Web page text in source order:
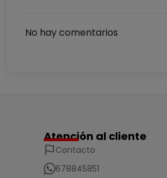
No hay comentarios
Atención al cliente
Contacto
678845851